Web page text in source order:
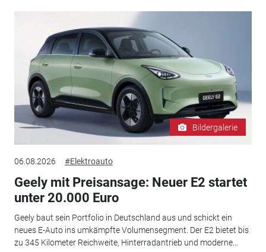
Bildergalerie
06.08.2026 #Elektroauto
Geely mit Preisansage: Neuer E2 startet
unter 20.000 Euro
Geely baut sein Portfolio in Deutschland aus und schickt ein
neues E-Auto ins umkämpfte Volumensegment. Der E2 bietet bis
zu 345 Kilometer Reichweite, Hinterradantrieb und moderne...